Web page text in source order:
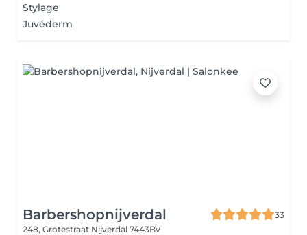
Stylage
Juvéderm
Barbershopnijverdal
33
248, Grotestraat Nijverdal 7443BV